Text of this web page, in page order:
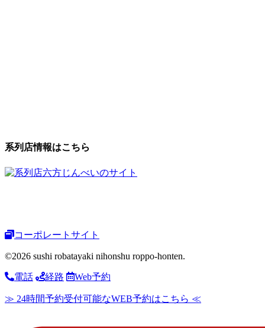
系列店情報はこちら
コーポレートサイト
©2026 sushi robatayaki nihonshu roppo-honten.
電話 経路 Web予約
≫ 24時間予約受付可能なWEB予約はこちら ≪